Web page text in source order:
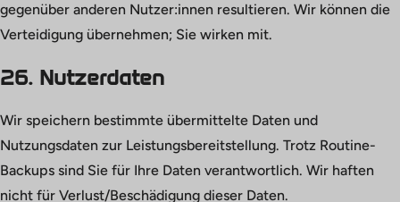
gegenüber anderen Nutzer:innen resultieren. Wir können die
Verteidigung übernehmen; Sie wirken mit.
26. Nutzerdaten
Wir speichern bestimmte übermittelte Daten und
Nutzungsdaten zur Leistungsbereitstellung. Trotz Routine-
Backups sind Sie für Ihre Daten verantwortlich. Wir haften
nicht für Verlust/Beschädigung dieser Daten.